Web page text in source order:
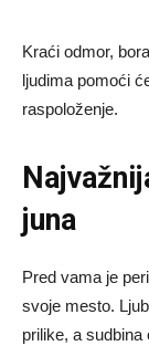
Kraći odmor,
ljudima pomoći
raspoloženje.
juna
Pred vama je
svoje mesto.
prilike, a